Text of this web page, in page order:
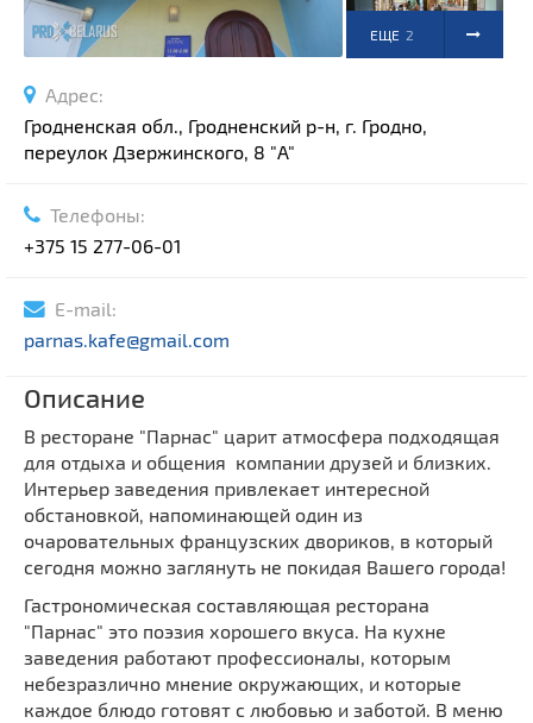
ЕЩЕ 2
Адрес:
Гродненская обл., Гродненский р-н, г. Гродно,
переулок Дзержинского, 8 "A"
Телефоны:
+375 15 277-06-01
E-mail:
parnas.kafe@gmail.com
Описание
В ресторане "Парнас" царит атмосфера подходящая
для отдыха и общения компании друзей и близких.
Интерьер заведения привлекает интересной
обстановкой, напоминающей один из
очаровательных французских двориков, в который
сегодня можно заглянуть не покидая Вашего города!
Гастрономическая составляющая ресторана
"Парнас" это поэзия хорошего вкуса. На кухне
заведения работают профессионалы, которым
небезразлично мнение окружающих, и которые
каждое блюдо готовят с любовью и заботой. В меню